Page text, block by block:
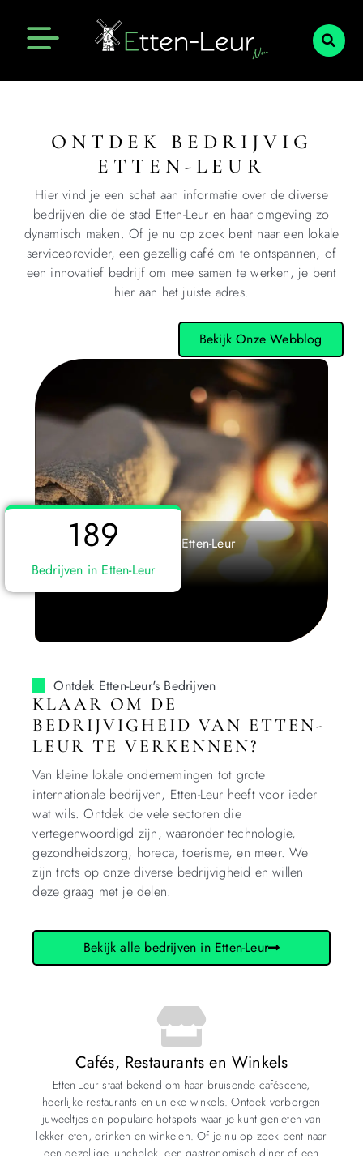
De beste wellness in Etten-Leur
Wellness
Bedrijven in Etten-Leur
189
ONTDEK BEDRIJVIG
ETTEN-LEUR
Hier vind je een schat aan informatie over de diverse
bedrijven die de stad Etten-Leur en haar omgeving zo
dynamisch maken. Of je nu op zoek bent naar een lokale
serviceprovider, een gezellig café om te ontspannen, of
een innovatief bedrijf om mee samen te werken, je bent
hier aan het juiste adres.
Bekijk Onze Webblog
Ontdek Etten-Leur's Bedrijven
KLAAR OM DE
BEDRIJVIGHEID VAN ETTEN-
LEUR TE VERKENNEN?
Van kleine lokale ondernemingen tot grote
internationale bedrijven, Etten-Leur heeft voor ieder
wat wils. Ontdek de vele sectoren die
vertegenwoordigd zijn, waaronder technologie,
gezondheidszorg, horeca, toerisme, en meer. We
zijn trots op onze diverse bedrijvigheid en willen
deze graag met je delen.
Bekijk alle bedrijven in Etten-Leur
Cafés, Restaurants en Winkels
Etten-Leur staat bekend om haar bruisende caféscene,
heerlijke restaurants en unieke winkels. Ontdek verborgen
juweeltjes en populaire hotspots waar je kunt genieten van
lekker eten, drinken en winkelen. Of je nu op zoek bent naar